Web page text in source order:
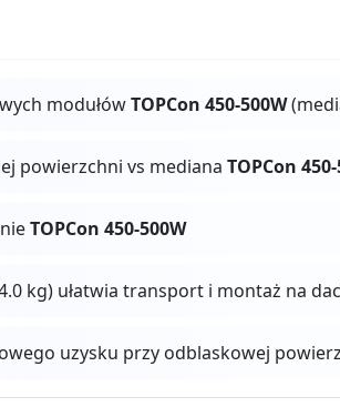
modułówTOPCon 450-500W
powierzchni vs medianaTOPCon
TOPCon 450-500W
kg) ułatwia transport i montaż na
uzysku przy odblaskowej